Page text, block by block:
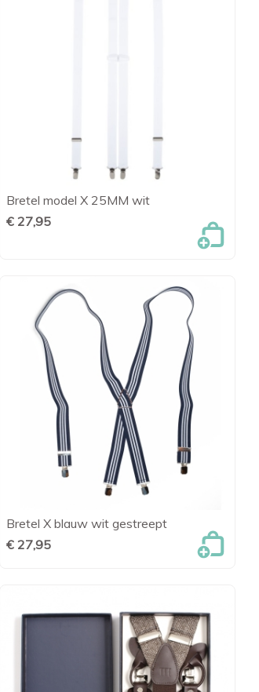
 Snel bekijken
Bretel model X 25MM wit
€ 27,95
 Snel bekijken
Bretel X blauw wit gestreept
€ 27,95